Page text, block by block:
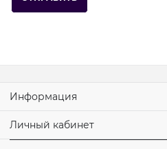
Информация
Личный кабинет